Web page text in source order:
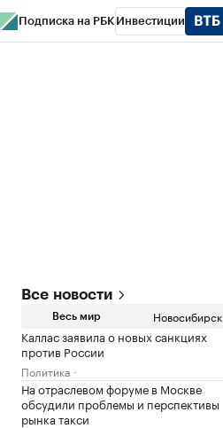
Подписка на РБК Инвестиции
Все новости
Весь мир Новосибирск
Каллас заявила о новых санкциях
против России
Политика
На отраслевом форуме в Москве
обсудили проблемы и перспективы
рынка такси